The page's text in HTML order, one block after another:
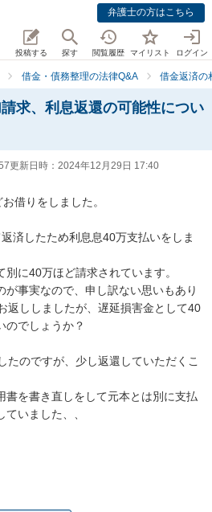
弁護士の方はこちら
投稿する 探す 閲覧履歴 マイリスト ログイン
借金・債務整理の法律Q&A 借金返済の
求、利息返還の可能性につい
更新日時： 2024年12月29日 17:40
借りをしました。
済したため利息息40万支払いをしま
に40万ほど請求されています。
事実なので、申し訳ない思いもあり
返ししましたが、遅延損害金として40
のでしょうか？
たのですが、少し返還していただくこ
書を書き直しをして元本とは別に支払
いました、、